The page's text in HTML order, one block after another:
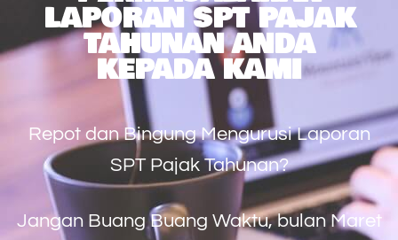
LAPORAN SPT PAJAK
TAHUNAN ANDA
KEPADA KAMI
Repot dan Bingung Mengurusi Laporan
SPT Pajak Tahunan?
Jangan Buang Buang Waktu, bulan Maret